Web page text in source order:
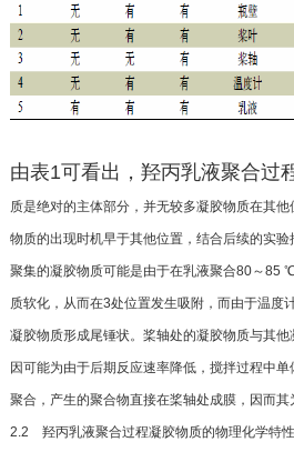
由表1可看出，羟丙乳液聚合过
质是绝对的主体部分，并无较多凝胶物质在其他
物质的出现时机早于其他位置，结合后续的实验
聚集的凝胶物质可能是由于在乳液聚合80～85
质软化，从而在3处位置发生吸附，而由于温度
凝胶物质形成尾锤状。桨轴处的凝胶物质与其
因可能为由于后期反应速率降低，搅拌过程中单
聚合，产生的聚合物直接在桨轴处成膜，因而其
2.2 羟丙乳液聚合过程凝胶物质的物理化学特性